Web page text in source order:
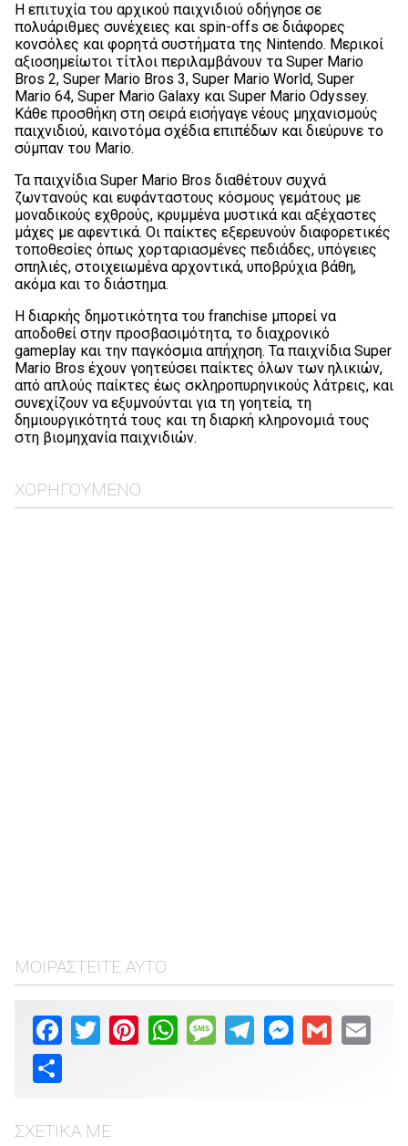
Η επιτυχία του αρχικού παιχνιδιού οδήγησε σε
πολυάριθμες συνέχειες και spin-offs σε διάφορες
κονσόλες και φορητά συστήματα της Nintendo. Μερικοί
αξιοσημείωτοι τίτλοι περιλαμβάνουν τα Super Mario
Bros 2, Super Mario Bros 3, Super Mario World, Super
Mario 64, Super Mario Galaxy και Super Mario Odyssey.
Κάθε προσθήκη στη σειρά εισήγαγε νέους μηχανισμούς
παιχνιδιού, καινοτόμα σχέδια επιπέδων και διεύρυνε το
σύμπαν του Mario.
Τα παιχνίδια Super Mario Bros διαθέτουν συχνά
ζωντανούς και ευφάνταστους κόσμους γεμάτους με
μοναδικούς εχθρούς, κρυμμένα μυστικά και αξέχαστες
μάχες με αφεντικά. Οι παίκτες εξερευνούν διαφορετικές
τοποθεσίες όπως χορταριασμένες πεδιάδες, υπόγειες
σπηλιές, στοιχειωμένα αρχοντικά, υποβρύχια βάθη,
ακόμα και το διάστημα.
Η διαρκής δημοτικότητα του franchise μπορεί να
αποδοθεί στην προσβασιμότητα, το διαχρονικό
gameplay και την παγκόσμια απήχηση. Τα παιχνίδια Super
Mario Bros έχουν γοητεύσει παίκτες όλων των ηλικιών,
από απλούς παίκτες έως σκληροπυρηνικούς λάτρεις, και
συνεχίζουν να εξυμνούνται για τη γοητεία, τη
δημιουργικότητά τους και τη διαρκή κληρονομιά τους
στη βιομηχανία παιχνιδιών.
ΧΟΡΗΓΟΎΜΕΝΟ
ΜΟΙΡΑΣΤΕΊΤΕ ΑΥΤΌ
Facebook
Twitter PinterestWhatsAppMessageTelegramMessenger
Gmail Email
Share
ΣΧΕΤΙΚΆ ΜΕ